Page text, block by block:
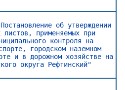
об утверждении
листов, применяемых при
контроля на
городском наземном
и в дорожном хозяйстве на
округа Рефтинский"